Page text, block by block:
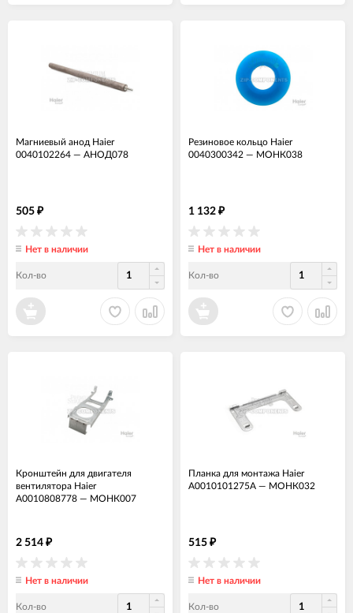
Магниевый анод Haier
0040102264 — АНОД078
505 ₽
Нет в наличии
Кол-во
Резиновое кольцо Haier
0040300342 — МОНК038
1 132 ₽
Нет в наличии
Кол-во
Кронштейн для двигателя
вентилятора Haier
A0010808778 — МОНК007
2 514 ₽
Нет в наличии
Кол-во
Планка для монтажа Haier
A0010101275A — МОНК032
515 ₽
Нет в наличии
Кол-во